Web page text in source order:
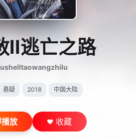
II逃亡之路
悬疑 2018 中国大陆
放 收藏